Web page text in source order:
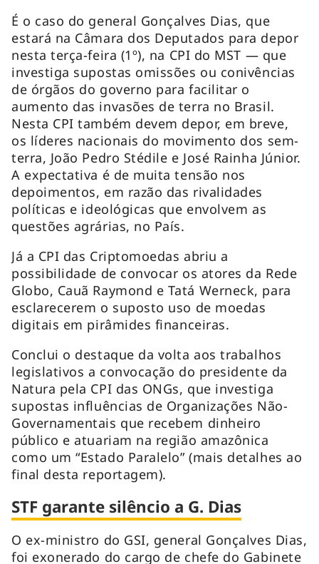
É o caso do general Gonçalves Dias, que
estará na Câmara dos Deputados para depor
nesta terça-feira (1º), na CPI do MST — que
investiga supostas omissões ou conivências
de órgãos do governo para facilitar o
aumento das invasões de terra no Brasil.
Nesta CPI também devem depor, em breve,
os líderes nacionais do movimento dos sem-
terra, João Pedro Stédile e José Rainha Júnior.
A expectativa é de muita tensão nos
depoimentos, em razão das rivalidades
políticas e ideológicas que envolvem as
questões agrárias, no País.
Já a CPI das Criptomoedas abriu a
possibilidade de convocar os atores da Rede
Globo, Cauã Raymond e Tatá Werneck, para
esclarecerem o suposto uso de moedas
digitais em pirâmides financeiras.
Conclui o destaque da volta aos trabalhos
legislativos a convocação do presidente da
Natura pela CPI das ONGs, que investiga
supostas influências de Organizações Não-
Governamentais que recebem dinheiro
público e atuariam na região amazônica
como um “Estado Paralelo” (mais detalhes ao
final desta reportagem).
STF garante silêncio a G. Dias
O ex-ministro do GSI, general Gonçalves Dias,
foi exonerado do cargo de chefe do Gabinete